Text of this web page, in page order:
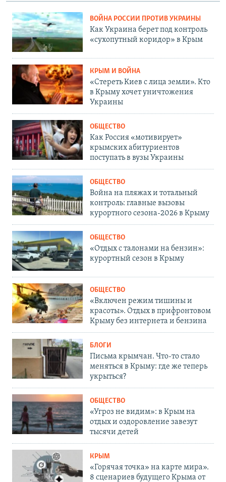
ВОЙНА РОССИИ ПРОТИВ УКРАИНЫ
Как Украина берет под контроль
«сухопутный коридор» в Крым
КРЫМ И ВОЙНА
«Стереть Киев с лица земли». Кто
в Крыму хочет уничтожения
Украины
ОБЩЕСТВО
Как Россия «мотивирует»
крымских абитуриентов
поступать в вузы Украины
ОБЩЕСТВО
Война на пляжах и тотальный
контроль: главные вызовы
курортного сезона-2026 в Крыму
ОБЩЕСТВО
«Отдых с талонами на бензин»:
курортный сезон в Крыму
ОБЩЕСТВО
«Включен режим тишины и
красоты». Отдых в прифронтовом
Крыму без интернета и бензина
БЛОГИ
Письма крымчан. Что-то стало
меняться в Крыму: где же теперь
укрыться?
ОБЩЕСТВО
«Угроз не видим»: в Крым на
отдых и оздоровление завезут
тысячи детей
КРЫМ
«Горячая точка» на карте мира».
8 сценариев будущего Крыма от